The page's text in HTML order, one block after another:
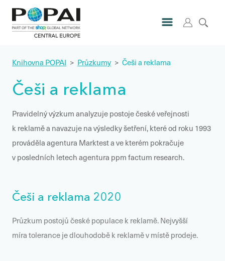
Knihovna POPAI > Průzkumy > Češi a reklama
Češi a reklama
Pravidelný výzkum analyzuje postoje české veřejnosti
k reklamě a navazuje na výsledky šetření, které od roku 1993
prováděla agentura Marktest a ve kterém pokračuje
v posledních letech agentura ppm factum research.
Češi a reklama 2020
Průzkum postojů české populace k reklamě. Nejvyšší
míra tolerance je dlouhodobě k reklamě v místě prodeje.